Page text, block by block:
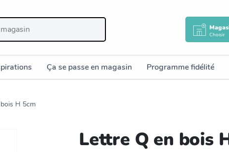
Choisir
Ça se passe en magasin Programme fidélité
H 5cm
Lettre Q en bois